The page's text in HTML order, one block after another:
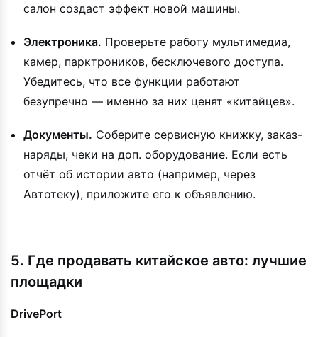
салон создаст эффект новой машины.
Электроника. Проверьте работу мультимедиа,
камер, парктроников, бесключевого доступа.
Убедитесь, что все функции работают
безупречно — именно за них ценят «китайцев».
Документы. Соберите сервисную книжку, заказ-
наряды, чеки на доп. оборудование. Если есть
отчёт об истории авто (например, через
Автотеку), приложите его к объявлению.
5. Где продавать китайское авто: лучшие
площадки
DrivePort